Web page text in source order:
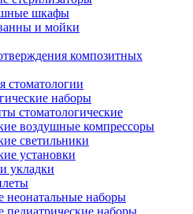
шкафы
и мойки
композитных
стоматологии
наборы
стоматологические
воздушные компрессоры
светильники
установки
укладки
неонатальные наборы
наборы